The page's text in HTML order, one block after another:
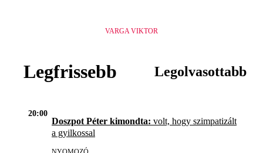
VARGA VIKTOR
Legfrissebb Legolvasottabb
20:00
Doszpot Péter kimondta: volt, hogy szimpatizált
a gyilkossal